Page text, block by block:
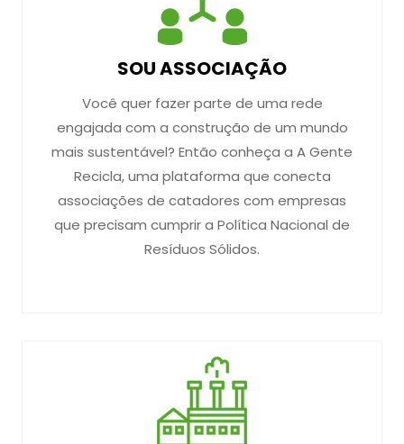
SOU ASSOCIAÇÃO
Você quer fazer parte de uma rede
engajada com a construção de um mundo
mais sustentável? Então conheça a A Gente
Recicla, uma plataforma que conecta
associações de catadores com empresas
que precisam cumprir a Política Nacional de
Resíduos Sólidos.